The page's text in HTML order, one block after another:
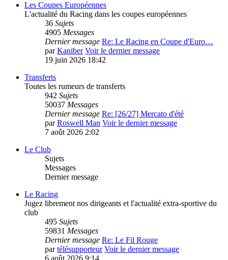
Les Coupes Européennes
L'actualité du Racing dans les coupes européennes
36 Sujets
4905 Messages
Dernier message Re: Le Racing en Coupe d'Euro…
parKaniber Voir le dernier message
19 juin 2026 18:42
Transferts
Toutes les rumeurs de transferts
942 Sujets
50037 Messages
Dernier message Re: [26/27] Mercato d'été
parRoswell Man Voir le dernier message
7 août 2026 2:02
Le Club
Sujets
Messages
Dernier message
Le Racing
Jugez librement nos dirigeants et l'actualité extra-sportive du
club
495 Sujets
59831 Messages
Dernier message Re: Le Fil Rouge
partélésupporteur Voir le dernier message
6 août 2026 9:14